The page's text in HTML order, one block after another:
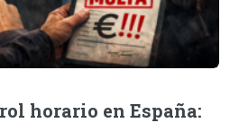
horario en España: